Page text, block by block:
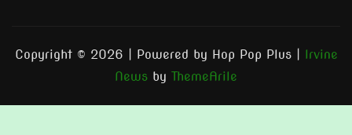
Copyright © 2026 | Powered by Hop Pop Plus
Irvine
News by ThemeArile